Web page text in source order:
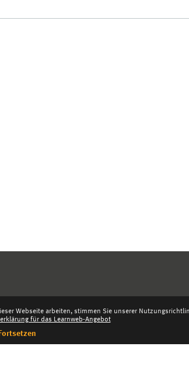
Webseite arbeiten, stimmen Sie unserer
für das Learnweb-Angebot
Fortsetzen